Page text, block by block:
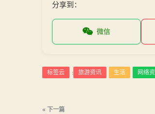
分享到：
微信
标签云 : 旅游资讯 生活 网络
文
« 下一篇